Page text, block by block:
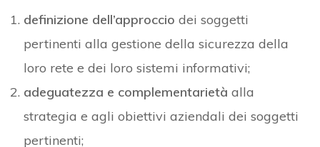
definizione dell’approccio dei soggetti
pertinenti alla gestione della sicurezza della
loro rete e dei loro sistemi informativi;
adeguatezza e complementarietà alla
strategia e agli obiettivi aziendali dei soggetti
pertinenti;